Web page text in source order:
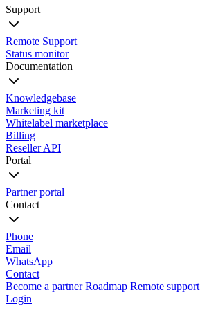
Support
Remote Support
Status monitor
Documentation
Knowledgebase
Marketing kit
Whitelabel marketplace
Billing
Reseller API
Portal
Partner portal
Contact
Phone
Email
WhatsApp
Contact
Become a partner Roadmap Remote support
Login